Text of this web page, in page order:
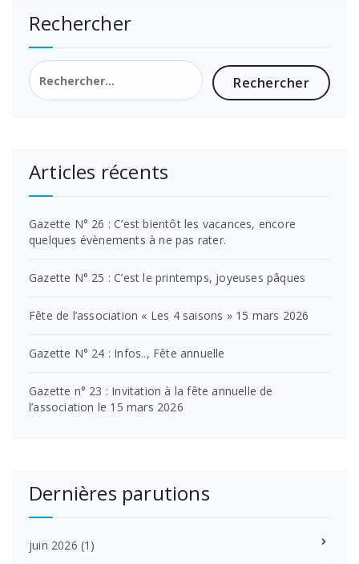
Rechercher
Rechercher :
Articles récents
Gazette N° 26 : C’est bientôt les vacances, encore
quelques évènements à ne pas rater.
Gazette N° 25 : C’est le printemps, joyeuses pâques
Fête de l’association « Les 4 saisons » 15 mars 2026
Gazette N° 24 : Infos.., Fête annuelle
Gazette n° 23 : Invitation à la fête annuelle de
l’association le 15 mars 2026
Dernières parutions
juin 2026 (1)